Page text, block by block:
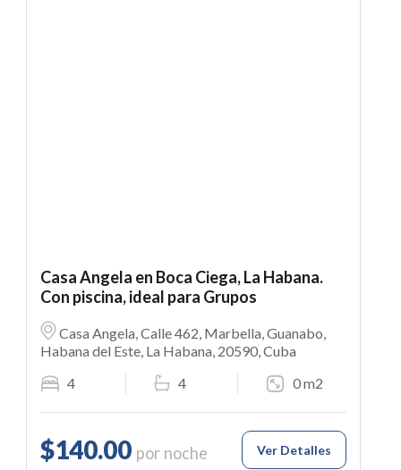
Casa Angela en Boca Ciega, La Habana.
Con piscina, ideal para Grupos
Casa Angela, Calle 462, Marbella, Guanabo,
Habana del Este, La Habana, 20590, Cuba
4
4 0 m2
$140.00 por noche Ver Detalles